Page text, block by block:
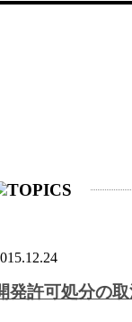
発許可処分の